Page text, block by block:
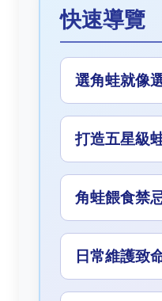
快速導覽
選角蛙就像
打造五星級
角蛙餵食禁
日常維護致